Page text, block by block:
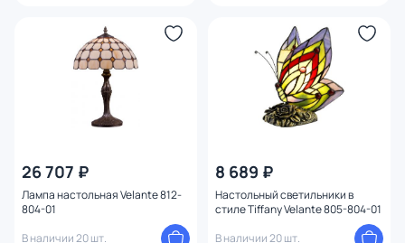
26 707 ₽
Лампа настольная Velante 812-
804-01
В наличии 20 шт.
8 689 ₽
Настольный светильники в
стиле Tiffany Velante 805-804-01
В наличии 20 шт.